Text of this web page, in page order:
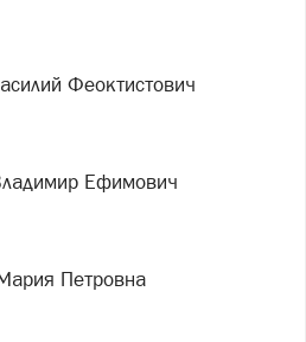
Феоктистович
Ефимович
Петровна